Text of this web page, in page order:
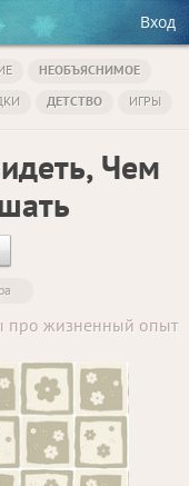
Вход
НЕОБЪЯСНИМОЕ
ДЕТСТВО ИГРЫ
Чем
про жизненный опыт